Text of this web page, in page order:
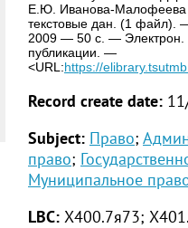
Е.Ю. Иванова-
текстовые дан. (1 файл).
2009 — 50 с. — Электрон.
публикации. —
<URL:https://
Record create date:
Subject: Право;
право;
Муниципальное
LBC: Х400.7я73;